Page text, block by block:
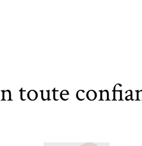
toute